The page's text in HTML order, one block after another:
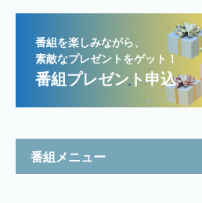
番組を楽しみながら、
素敵なプレゼントをゲット！
番組プレゼント申込
番組メニュー